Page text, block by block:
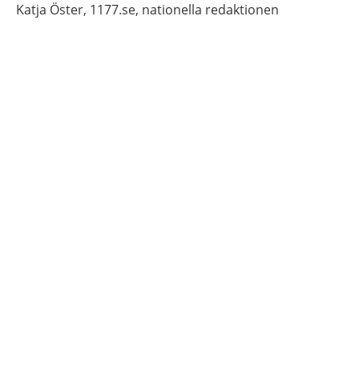
Katja Öster, 1177.se, nationella redaktionen